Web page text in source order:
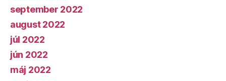
september 2022
august 2022
júl 2022
jún 2022
máj 2022